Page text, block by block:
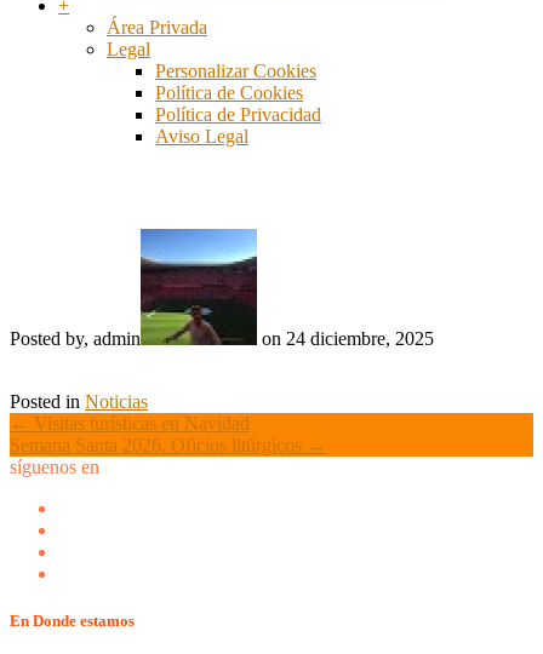
+
Área Privada
Legal
Personalizar Cookies
Política de Cookies
Política de Privacidad
Aviso Legal
Posted by, admin on 24 diciembre, 2025
Posted in Noticias
Post
navigation
← Visitas turísticas en Navidad
Semana Santa 2026. Oficios litúrgicos →
síguenos en
En Donde estamos